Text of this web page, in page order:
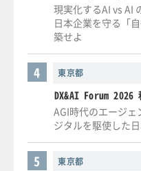
現実化するAI vs AI
日本企業を守る「
築せよ
東京都
4
DX&AI Forum
AGI時代のエージ
ジタルを駆使した
東京都
5